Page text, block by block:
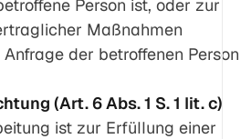
Person ist, oder zur
Maßnahmen
der betroffenen Person
(Art. 6 Abs. 1 S. 1 lit. c)
ist zur Erfüllung einer